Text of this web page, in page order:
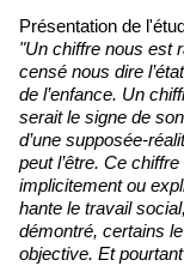
Présentation de
"Un chiffre nous est
censé nous dire
de l’enfance. Un
serait le signe de
d’une supposée-
peut l’être. Ce
implicitement ou
hante le travail
démontré, certains
objective. Et